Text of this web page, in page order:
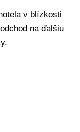
v blízkosti
na ďalšiu